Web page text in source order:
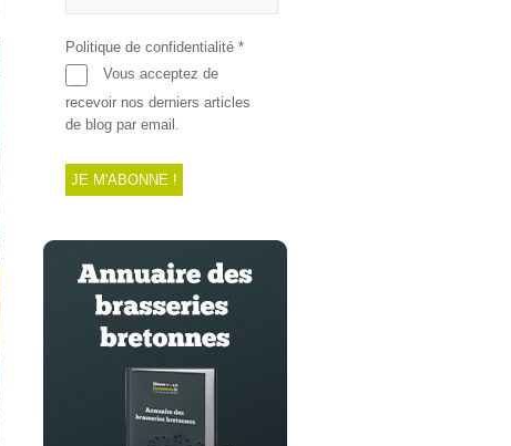
Politique de confidentialité *
Vous acceptez de
recevoir nos derniers articles
de blog par email.